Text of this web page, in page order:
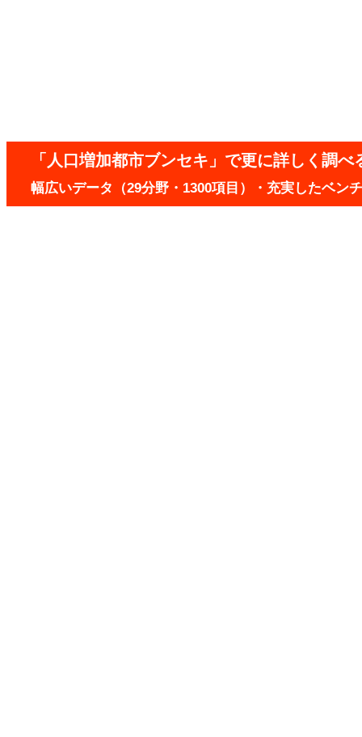
「人口増加都市ブンセキ」で更に詳しく調べ
幅広いデータ（29分野・1300項目）・充実したベン